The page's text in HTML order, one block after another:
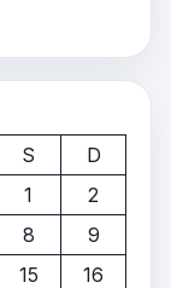
S
D
1
2
8
9
15
16